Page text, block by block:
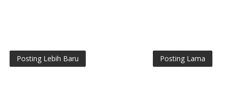
Posting Lebih Baru Posting Lama